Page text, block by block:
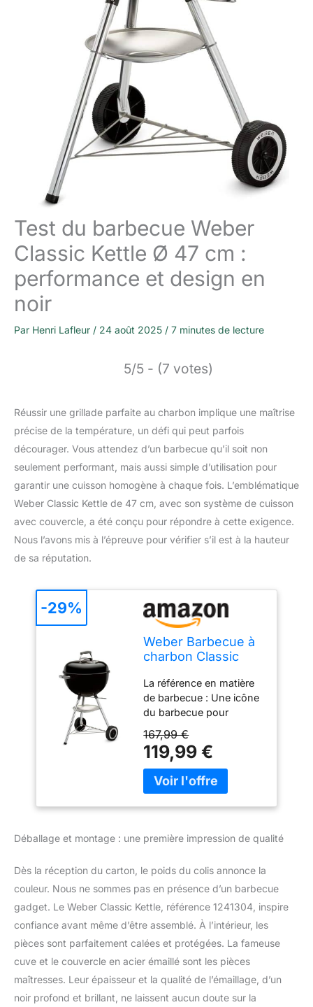
Test du barbecue Weber
Classic Kettle Ø 47 cm :
performance et design en
noir
Par Henri Lafleur / 24 août 2025 / 7 minutes de lecture
5/5 - (7 votes)
Réussir une grillade parfaite au charbon implique une maîtrise
précise de la température, un défi qui peut parfois
décourager. Vous attendez d’un barbecue qu’il soit non
seulement performant, mais aussi simple d’utilisation pour
garantir une cuisson homogène à chaque fois. L’emblématique
Weber Classic Kettle de 47 cm, avec son système de cuisson
avec couvercle, a été conçu pour répondre à cette exigence.
Nous l’avons mis à l’épreuve pour vérifier s’il est à la hauteur
de sa réputation.
Weber Barbecue à
charbon Classic
La référence en matière
de barbecue : Une icône
du barbecue pour
le Classic Kettle est doté
d'un design intemporel
et des fonctionnalités
pratiques Robuste : La
faciles à nettoyer, avec
en aluminium résistant à
la rouille et un
thermomètre de
couvercle intégré Griller
en toute simplicité : Avec
une grille épaisse en
acier de 47 cm, deux rails
à charbon pour faciliter
l'installation des
167,99 €
119,99 €
-29%
Déballage et montage : une première impression de qualité
Dès la réception du carton, le poids du colis annonce la
couleur. Nous ne sommes pas en présence d’un barbecue
gadget. Le Weber Classic Kettle, référence 1241304, inspire
confiance avant même d’être assemblé. À l’intérieur, les
pièces sont parfaitement calées et protégées. La fameuse
cuve et le couvercle en acier émaillé sont les pièces
maîtresses. Leur épaisseur et la qualité de l’émaillage, d’un
noir profond et brillant, ne laissent aucun doute sur la